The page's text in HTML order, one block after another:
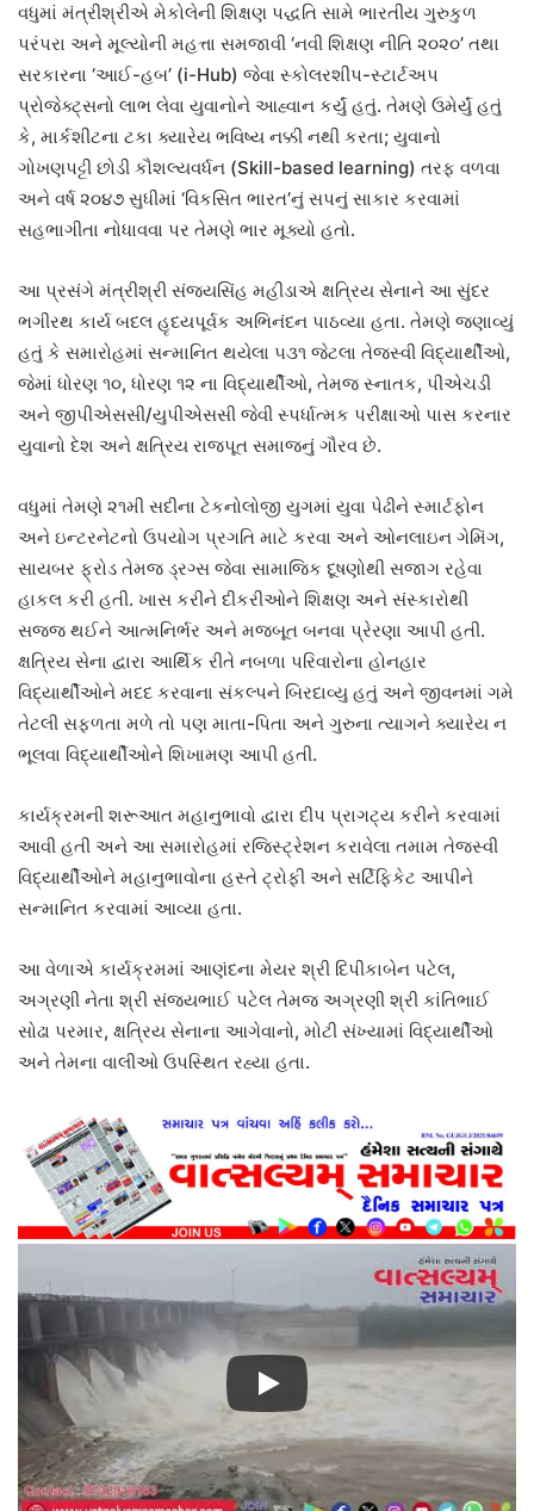
વધુમાં મંત્રીશ્રીએ મેકોલેની શિક્ષણ પદ્ધતિ સામે ભારતીય ગુરુકુળ
પરંપરા અને મૂલ્યોની મહત્તા સમજાવી ‘નવી શિક્ષણ નીતિ ૨૦૨૦’ તથા
સરકારના ‘આઈ-હબ’ (i-Hub) જેવા સ્કોલરશીપ-સ્ટાર્ટઅપ
પ્રોજેક્ટ્સનો લાભ લેવા યુવાનોને આહ્વાન કર્યું હતું. તેમણે ઉમેર્યું હતું
કે, માર્કશીટના ટકા ક્યારેય ભવિષ્ય નક્કી નથી કરતા; યુવાનો
ગોખણપટ્ટી છોડી કૌશલ્યવર્ધન (Skill-based learning) તરફ વળવા
અને વર્ષ ૨૦૪૭ સુધીમાં ‘વિકસિત ભારત’નું સપનું સાકાર કરવામાં
સહભાગીતા નોધાવવા પર તેમણે ભાર મૂક્યો હતો.
આ પ્રસંગે મંત્રીશ્રી સંજયસિંહ મહીડાએ ક્ષત્રિય સેનાને આ સુંદર
ભગીરથ કાર્ય બદલ હૃદયપૂર્વક અભિનંદન પાઠવ્યા હતા. તેમણે જણાવ્યું
હતું કે સમારોહમાં સન્માનિત થયેલા ૫૩૧ જેટલા તેજસ્વી વિદ્યાર્થીઓ,
જેમાં ધોરણ ૧૦, ધોરણ ૧૨ ના વિદ્યાર્થીઓ, તેમજ સ્નાતક, પીએચડી
અને જીપીએસસી/યુપીએસસી જેવી સ્પર્ધાત્મક પરીક્ષાઓ પાસ કરનાર
યુવાનો દેશ અને ક્ષત્રિય રાજપૂત સમાજનું ગૌરવ છે.
વધુમાં તેમણે ૨૧મી સદીના ટેકનોલોજી યુગમાં યુવા પેઢીને સ્માર્ટફોન
અને ઇન્ટરનેટનો ઉપયોગ પ્રગતિ માટે કરવા અને ઓનલાઇન ગેમિંગ,
સાયબર ફ્રોડ તેમજ ડ્રગ્સ જેવા સામાજિક દૂષણોથી સજાગ રહેવા
હાકલ કરી હતી. ખાસ કરીને દીકરીઓને શિક્ષણ અને સંસ્કારોથી
સજ્જ થઈને આત્મનિર્ભર અને મજબૂત બનવા પ્રેરણા આપી હતી.
ક્ષત્રિય સેના દ્વારા આર્થિક રીતે નબળા પરિવારોના હોનહાર
વિદ્યાર્થીઓને મદદ કરવાના સંકલ્પને બિરદાવ્યુ હતું અને જીવનમાં ગમે
તેટલી સફળતા મળે તો પણ માતા-પિતા અને ગુરુના ત્યાગને ક્યારેય ન
ભૂલવા વિદ્યાર્થીઓને શિખામણ આપી હતી.
કાર્યક્રમની શરૂઆત મહાનુભાવો દ્વારા દીપ પ્રાગટ્ય કરીને કરવામાં
આવી હતી અને આ સમારોહમાં રજિસ્ટ્રેશન કરાવેલા તમામ તેજસ્વી
વિદ્યાર્થીઓને મહાનુભાવોના હસ્તે ટ્રોફી અને સર્ટિફિકેટ આપીને
સન્માનિત કરવામાં આવ્યા હતા.
આ વેળાએ કાર્યક્રમમાં આણંદના મેયર શ્રી દિપીકાબેન પટેલ,
અગ્રણી નેતા શ્રી સંજયભાઈ પટેલ તેમજ અગ્રણી શ્રી કાંતિભાઈ
સોઢા પરમાર, ક્ષત્રિય સેનાના આગેવાનો, મોટી સંખ્યામાં વિદ્યાર્થીઓ
અને તેમના વાલીઓ ઉપસ્થિત રહ્યા હતા.